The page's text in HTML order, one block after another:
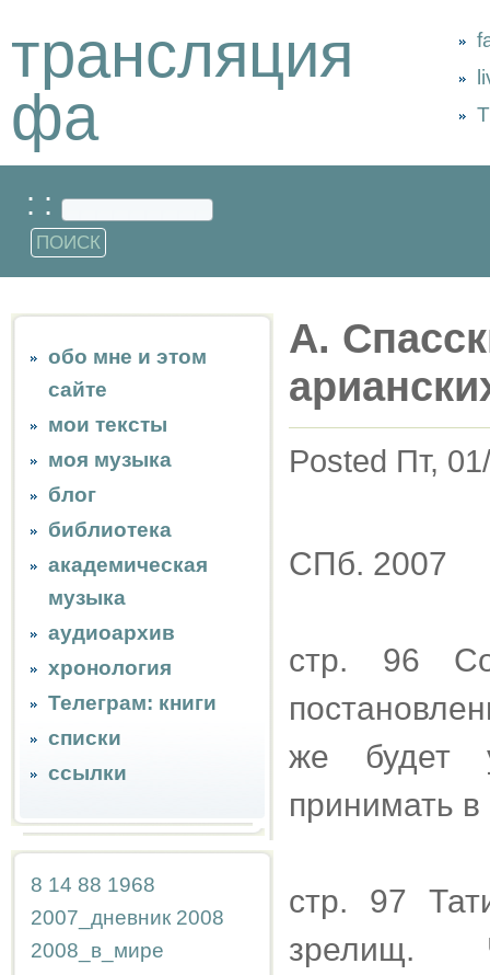
трансляция
фа
: :
обо мне и этом
сайте
мои тексты
моя музыка
блог
библиотека
академическая
музыка
аудиоархив
хронология
Телеграм: книги
списки
ссылки
8 14 88 1968
2007_дневник 2008
2008_в_мире
А.
Posted Пт,
СПб. 2007
стр. 96
же будет
принимать
стр. 97
зрелищ.